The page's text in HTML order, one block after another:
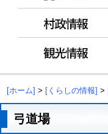
[ホーム] > [くらしの情報] >
弓道場